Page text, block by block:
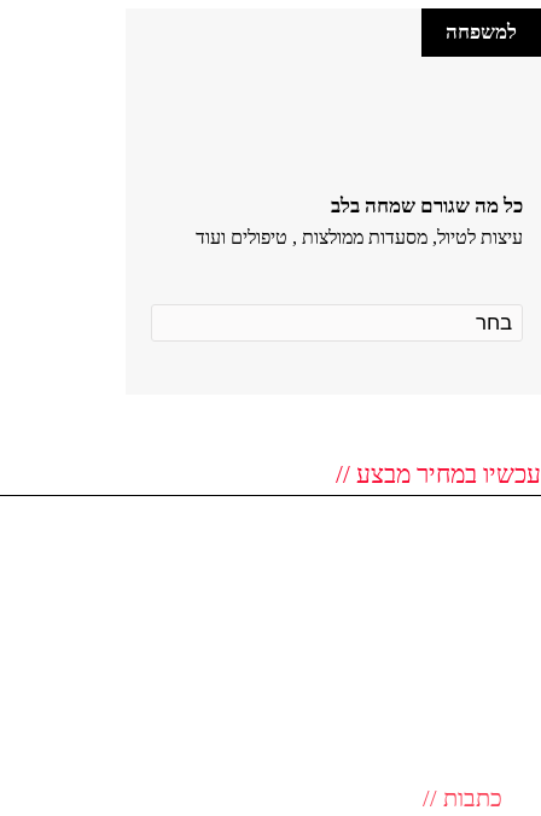
למשפחה
כל מה שגורם שמחה בלב
עיצות לטיול, מסעדות ממולצות , טיפולים ועוד
עכשיו במחיר מבצע //
כתבות //